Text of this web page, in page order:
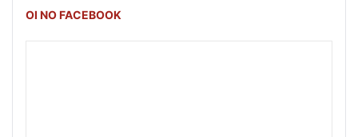
OI NO FACEBOOK